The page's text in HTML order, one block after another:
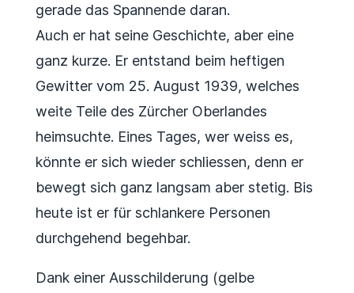
gerade das Spannende daran.
Auch er hat seine Geschichte, aber eine
ganz kurze. Er entstand beim heftigen
Gewitter vom 25. August 1939, welches
weite Teile des Zürcher Oberlandes
heimsuchte. Eines Tages, wer weiss es,
könnte er sich wieder schliessen, denn er
bewegt sich ganz langsam aber stetig. Bis
heute ist er für schlankere Personen
durchgehend begehbar.
Dank einer Ausschilderung (gelbe